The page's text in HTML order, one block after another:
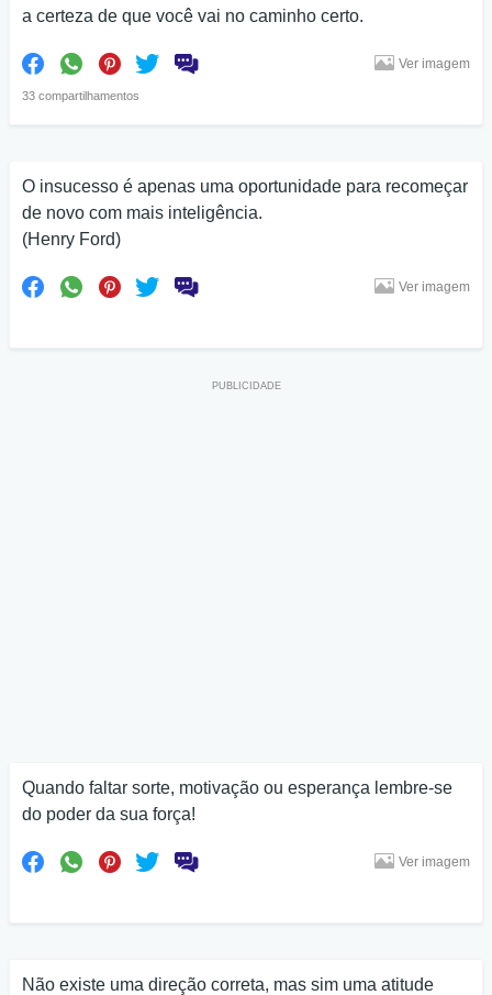
a certeza de que você vai no caminho certo.
33 compartilhamentos
Ver imagem
O insucesso é apenas uma oportunidade para recomeçar
de novo com mais inteligência.
(Henry Ford)
Ver imagem
Quando faltar sorte, motivação ou esperança lembre-se
do poder da sua força!
Ver imagem
Não existe uma direção correta, mas sim uma atitude